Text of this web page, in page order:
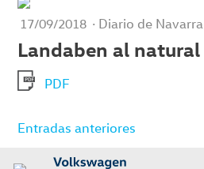
17/09/2018 · Diario de Navarra
Landaben al natural
PDF
Navegación
entradas
Entradas anteriores